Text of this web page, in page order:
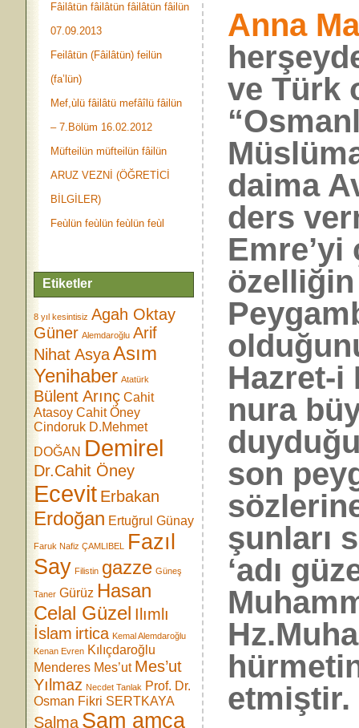
Fâilâtün fâilâtün fâilâtün fâilün
07.09.2013
Feilâtün (Fâilâtün) feilün
(fa’lün)
Mef,ùlü fâilâtü mefâîlü fâilün
– 7.Bölüm 16.02.2012
Müfteilün müfteilün fâilün
ARUZ VEZNİ (ÖĞRETİCİ
BİLGİLER)
Feùlün feùlün feùlün feùl
Etiketler
8 yıl kesintisiz Agah Oktay
Güner Alemdaroğlu Arif
Nihat AsyaAsım
Yenihaber Atatürk
Bülent Arınç Cahit
Atasoy Cahit Öney
Cindoruk D.Mehmet
DOĞAN Demirel
Dr.Cahit Öney
Ecevit Erbakan
Erdoğan Ertuğrul Günay
Faruk Nafiz ÇAMLIBEL
Fazıl
Say Filistin gazze Güneş
Taner Gürüz Hasan
Celal Güzel Ilımlı
İslam irtica Kemal Alemdaroğlu
Kenan Evren Kılıçdaroğlu
Menderes Mes’ut Mes’ut
Yılmaz Necdet Tanlak Prof. Dr.
Osman Fikri SERTKAYA
Salma Sam amca
Anna
ve Türk
daima
ders
Emre’yi
Hazret-i
nura
son
şunları
‘adı
etmiştir.